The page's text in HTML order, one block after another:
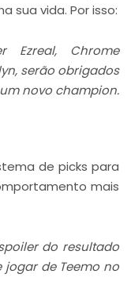
sua vida. Por isso:
Ezreal, Chrome
serão obrigados
novo champion.
de picks para
mais
do resultado
de Teemo no